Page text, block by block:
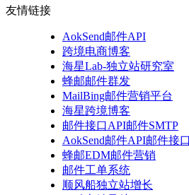
友情链接
AokSend邮件API
跨境电商博客
海星Lab-独立站研究室
蜂邮邮件群发
MailBing邮件营销平台
海星跨境博客
邮件接口API邮件SMTP
AokSend邮件API邮件接口
蜂邮EDM邮件营销
邮件工单系统
顺风船独立站增长